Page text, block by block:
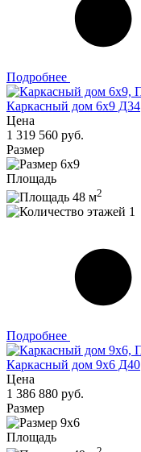
Подробнее
Каркасный дом 6х9 Д34
Цена
1 319 560 руб.
Размер
6х9
Площадь
48 м2
1
Подробнее
Каркасный дом 9х6 Д40
Цена
1 386 880 руб.
Размер
9х6
Площадь